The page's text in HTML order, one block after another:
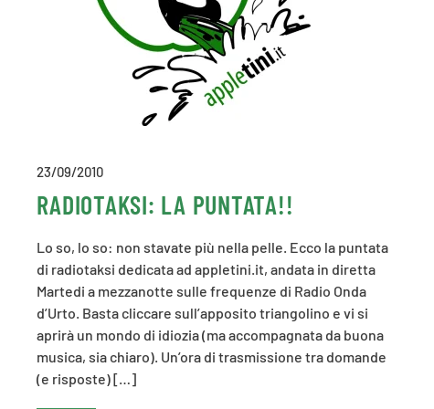
23/09/2010
RADIOTAKSI: LA PUNTATA!!
Lo so, lo so: non stavate più nella pelle. Ecco la puntata
di radiotaksi dedicata ad appletini.it, andata in diretta
Martedi a mezzanotte sulle frequenze di Radio Onda
d’Urto. Basta cliccare sull’apposito triangolino e vi si
aprirà un mondo di idiozia (ma accompagnata da buona
musica, sia chiaro). Un’ora di trasmissione tra domande
(e risposte) […]